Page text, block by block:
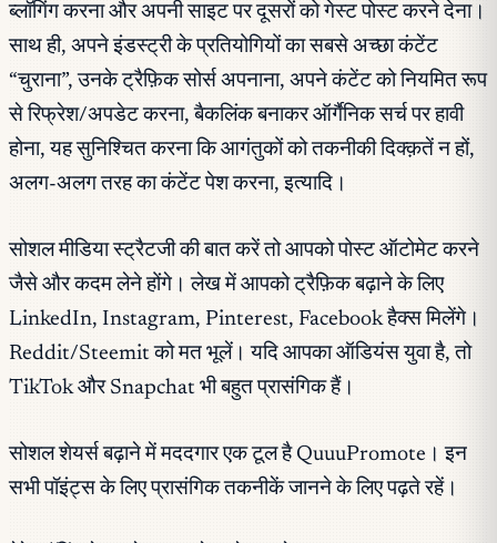
ब्लॉगिंग करना और अपनी साइट पर दूसरों को गेस्ट पोस्ट करने देना।
साथ ही, अपने इंडस्ट्री के प्रतियोगियों का सबसे अच्छा कंटेंट
“चुराना”, उनके ट्रैफ़िक सोर्स अपनाना, अपने कंटेंट को नियमित रूप
से रिफ्रेश/अपडेट करना, बैकलिंक बनाकर ऑर्गैनिक सर्च पर हावी
होना, यह सुनिश्चित करना कि आगंतुकों को तकनीकी दिक्क़तें न हों,
अलग-अलग तरह का कंटेंट पेश करना, इत्यादि।
सोशल मीडिया स्ट्रैटजी की बात करें तो आपको पोस्ट ऑटोमेट करने
जैसे और कदम लेने होंगे। लेख में आपको ट्रैफ़िक बढ़ाने के लिए
LinkedIn, Instagram, Pinterest, Facebook हैक्स मिलेंगे।
Reddit/Steemit को मत भूलें। यदि आपका ऑडियंस युवा है, तो
TikTok और Snapchat भी बहुत प्रासंगिक हैं।
सोशल शेयर्स बढ़ाने में मददगार एक टूल है QuuuPromote। इन
सभी पॉइंट्स के लिए प्रासंगिक तकनीकें जानने के लिए पढ़ते रहें।